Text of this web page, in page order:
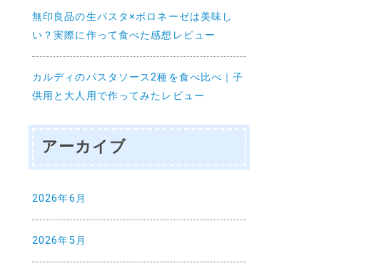
無印良品の生パスタ×ボロネーゼは美味し
い？実際に作って食べた感想レビュー
カルディのパスタソース2種を食べ比べ｜子
供用と大人用で作ってみたレビュー
アーカイブ
2026年6月
2026年5月